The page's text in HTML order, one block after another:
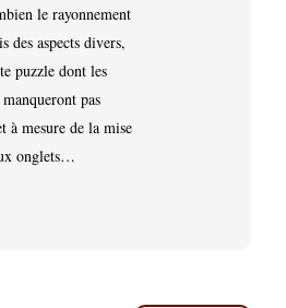
le rayonnement
des aspects divers,
puzzle dont les
pas
à mesure de la mise
onglets…